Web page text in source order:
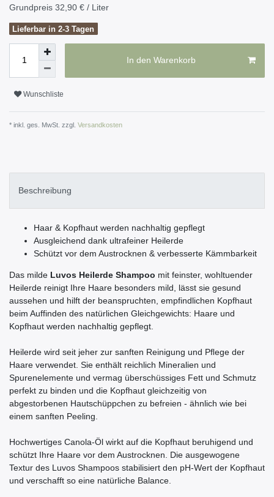
Grundpreis 32,90 € / Liter
Lieferbar in 2-3 Tagen
In den Warenkorb
Wunschliste
* inkl. ges. MwSt. zzgl. Versandkosten
Beschreibung
Haar & Kopfhaut werden nachhaltig gepflegt
Ausgleichend dank ultrafeiner Heilerde
Schützt vor dem Austrocknen & verbesserte Kämmbarkeit
Das milde Luvos Heilerde Shampoo mit feinster, wohltuender
Heilerde reinigt Ihre Haare besonders mild, lässt sie gesund
aussehen und hilft der beanspruchten, empfindlichen Kopfhaut
beim Auffinden des natürlichen Gleichgewichts: Haare und
Kopfhaut werden nachhaltig gepflegt.
Heilerde wird seit jeher zur sanften Reinigung und Pﬂege der
Haare verwendet. Sie enthält reichlich Mineralien und
Spurenelemente und vermag überschüssiges Fett und Schmutz
perfekt zu binden und die Kopfhaut gleichzeitig von
abgestorbenen Hautschüppchen zu befreien - ähnlich wie bei
einem sanften Peeling.
Hochwertiges Canola-Öl wirkt auf die Kopfhaut beruhigend und
schützt Ihre Haare vor dem Austrocknen. Die ausgewogene
Textur des Luvos Shampoos stabilisiert den pH-Wert der Kopfhaut
und verschafft so eine natürliche Balance.